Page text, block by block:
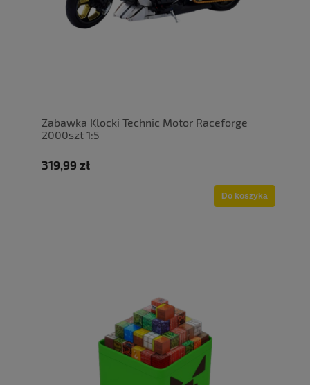
Zabawka Klocki Technic Motor Raceforge
2000szt 1:5
319,99 zł
Do koszyka